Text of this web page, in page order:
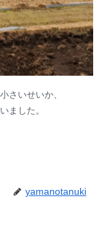
さいせいか、
ました。
yamanotanuki